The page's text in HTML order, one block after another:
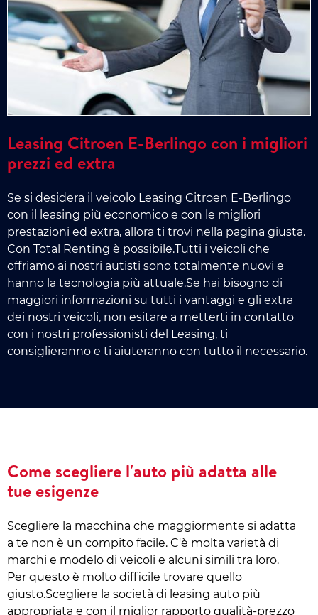
Leasing Citroen E-Berlingo con i migliori
prezzi ed extra
Se si desidera il veicolo Leasing Citroen E-Berlingo
con il leasing più economico e con le migliori
prestazioni ed extra, allora ti trovi nella pagina giusta.
Con Total Renting è possibile.Tutti i veicoli che
offriamo ai nostri autisti sono totalmente nuovi e
hanno la tecnologia più attuale.Se hai bisogno di
maggiori informazioni su tutti i vantaggi e gli extra
dei nostri veicoli, non esitare a metterti in contatto
con i nostri professionisti del Leasing, ti
consiglieranno e ti aiuteranno con tutto il necessario.
Come scegliere l'auto più adatta alle
tue esigenze
Scegliere la macchina che maggiormente si adatta
a te non è un compito facile. C'è molta varietà di
marchi e modelo di veicoli e alcuni simili tra loro.
Per questo è molto difficile trovare quello
giusto.Scegliere la società di leasing auto più
appropriata e con il miglior rapporto qualità-prezzo